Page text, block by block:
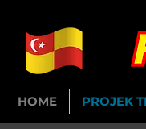
HOME PROJEK